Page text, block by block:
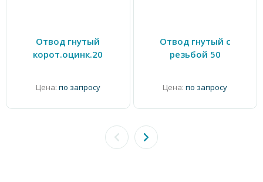
Отвод гнутый
корот.оцинк.20
Цена: по запросу
Отвод гнутый с
резьбой 50
Цена: по запросу